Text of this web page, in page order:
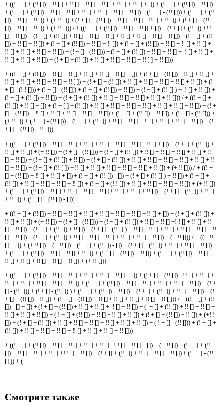
+ ((! + [] + (!! []) + !! [ ] + !! [] + !! [] + !! [] + !! [] + !! [] + []) + (! + [] + (!! []) + !! [])
+ (! + [] + (!! []) + !! [] + !! [] + !! [] + !! [] + !! [] + !! []) + (! + [] - (!! [])) + (! + [] + (!!
[]) + !! [] + !! []) + (+ !! []) + (! + [] + (!! [ ]) + !! [] + !! [] + !! [] + !! []) + (! + [] + (!!
[]) + !! [] + !! []) + (+ !! [])) / + ((! + [] + (!! []) + !! [] + !! [] + []) + (! + [] + (!! []) +! !
[] + !! []) + (! + [] + (!! []) + !! [] + !! [] + !! [] + !! [] + !! [] + !! [] + !! []) + (! + [] + (!!
[]) + !! [] + !! []) + (! + [] + (!! []) + !! [] + !! []) + (! + [] + (!! []) + !! [] + !! [] + !! [] +
!! [] + !! [] + !! [] + !! []) + (! + [] - (!! [])) + (! + [] + (!! []) + !! [] + !! [] + !! [] + !! [] +
!! [] + !! [] + !! []) + (! + [] + (!! []) + !! [] + !! [] + !! [] + !! [ ] + !! []))
+ ((! + [] + (!! []) + !! [] + !! [] + !! [] + !! [] + !! [] + []) + (! + [] + (!! []) + !! [] + !! [] +
!! [] + !! [] + !! [] + !! [] + !! [ ]) + (! + [] + (!! []) + !! [] + !! [] + !! [] + !! [] + !! []) + (!
+ [] - (! ! [])) + (! + [] - (!! [])) + (! + [] + (!! []) + !! []) + (! + [] + (!! [] ) + !! [] + !! []) +
(! + [] + (!! []) + !! []) + (! + [] + (!! []) + !! [] + !! [] + !! [] + !! [] + !! [])) / + ((! + [] +
(!! []) + !! [] + []) + (! + [ ] + (!! []) + !! [] + !! [] + !! [] + !! [] + !! [] + !! [] + !! []) + (! +
[] + (!! []) + !! [] + !! [] + !! [] + !! [] + !! []) + (! + [] + (!! []) + !! [ ]) + (! + [] - (!! [])) +
(+ !! []) + ( ! + [] - (!! [])) + (! + [] + (!! []) + !! [] + !! [] + !! [] + !! [] + !! [] + !! []) + (!
+ [] + (!! []) + !! []))
+ ((! + [] + (!! []) + !! [] + !! [] + !! [] + !! [] + !! [] + !! [] + !! [] + []) + (! + [] + (!! []) +
!! [] + !! []) + (+ !! []) + (! + [] - (!! [])) + (! + [] + (!! []) + !! [] + !! [] + !! [] + !! [] + !!
[] + !! []) + (! + [] + (!! []) + !! []) + (! + [] + (!! []) + !! [] + !! [] + !! [] + !! [] + !! [] + !!
[] + !! []) + (! + [] + (!! [ ]) + !! [] + !! [] + !! [] + !! [] + !! [] + !! []) + (+ !! [])) / + ((! +
[] + (!! []) + !! [] + !! [] + []) + (! + [] + (!! []) - []) + (! + [] + (!! [] ) + !! []) + (! + [] +
(!! []) + !! [] + !! [] + !! [] + !! []) + (! + [] + (! ! []) + !! [] + !! [] + !! [] + !! []) + (+ !! [])
+ (! + [] + (!! []) + !! [ ] + !! [] + !! [] + !! [] + !! [] + !! [] + !! []) + (! + [] + (!! []) + !! []
+ !! []) + (! + [] + (!! []) - []))
+ ((! + [] + (!! []) + !! [] + !! [] + !! [] + !! [] + !! [] + !! [] + !! [] + []) + (! + [] + (!! []) +
!! [] + !! []) + (+ !! []) + (! + [] - (!! [])) + (! + [] + (!! []) + !! [] + !! [] +! ! [] + !! [] + !!
[] + !! []) + (! + [] + (!! []) + !! []) + (! + [] + (!! [] ) + !! [] + !! [] + !! [] + !! [] + !! [] + !!
[] + !! []) + (! + [] + (!! []) + !! [] + !! [] + !! [] + !! [] + !! [] + !! []) + (+ !! [])) / + ((+ !!
[] + []) + (+ !! []) + (+ !! []) + (! + [] + (!! []) - []) + (! + [] + (!! []) + !! [] + !! [] + !! [])
+ (! + [] + (!! []) + !! [] + !! [] + !! []) + (! + [] + (!! []) + !! []) + (! + [] + (!! []) + !! [] +
!! [] + !! [] + !! [] + !! [] + !! []) + (+ !! []))
+ ((! + [] + (!! []) + !! [] + !! [] + !! [] + !! [] + !! [] + []) + (! + [] + (!! []) +! ! [] + !! [] +
!! [] + !! [] + !! [] + !! [] + !! []) + (! + [] + (!! []) + !! [] + !! [] + !! [] + !! [] + !! []) + (! +
[] - (!! [])) + (! + [] - (!! []) ) + (! + [] + (!! []) + !! []) + (! + [] + (!! []) + !! [] + !! []) + (!
+ [] + (!! []) + !! []) + (! + [] + (!! []) + !! [] + !! [] + !! [] + !! [] + !! [ ])) / + ((! + [] + (!!
[]) - [] + []) + (! + [] + (!! []) + !! [] + !! [] +! ! [] + !! []) + (! + [] + (!! []) + !! [] + !! [] +
!! [] + !! [] + !! []) + ( ! + [] + (!! []) + !! [] + !! [] + !! []) + (! + [] + (!! []) + !! []) + (+! !
[]) + (! + [] + (!! []) + !! [] + !! [] + !! [] + !! [] + !! [] + !! []) + ( ! + [] - (!! [])) + (! + [] +
(!! []) + !! [] + !! [] + !! [] + !! [] + !! [] + !! [] + !! []))
+ ((! + [] + (!! []) + !! [] + !! [] + !! [] + !! [] +! ! [] + !! [] + []) + (+ !! []) + (! + [] + (!!
[]) + !! [] + !! [] + !! [] +! ! [] + !! []) + (! + [] + (!! []) + !! [] + !! [] + !! []) + (! + [] - (!!
[] )) + (
.
Смотрите также